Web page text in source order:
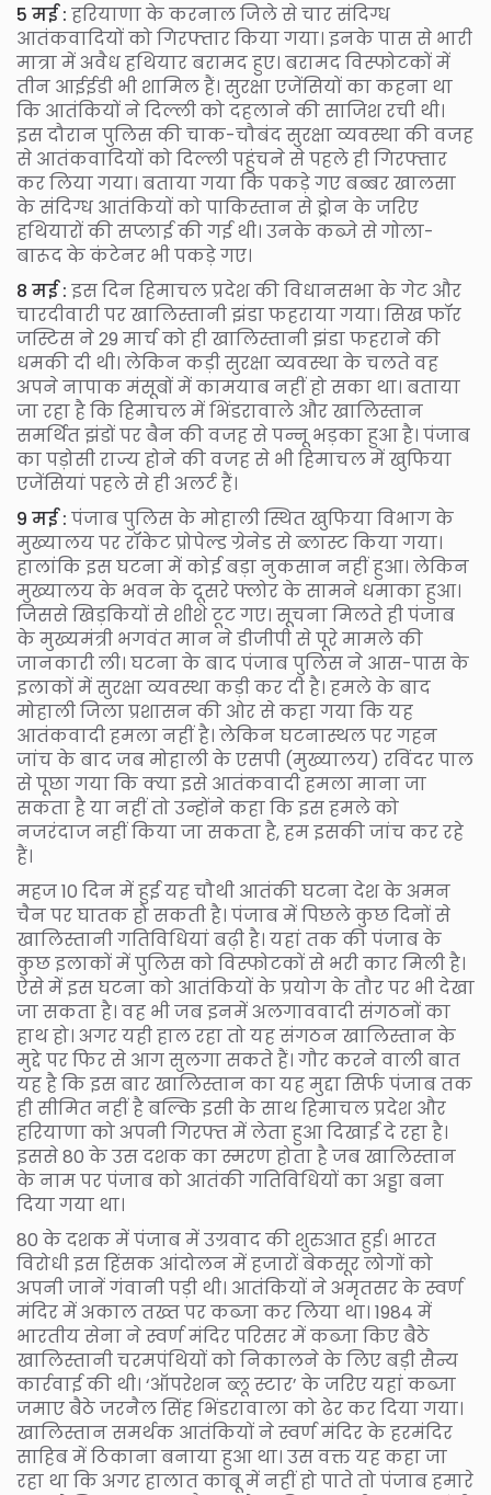
5 मई : हरियाणा के करनाल जिले से चार संदिग्ध
आतंकवादियों को गिरफ्तार किया गया। इनके पास से भारी
मात्रा में अवैध हथियार बरामद हुए। बरामद विस्फोटकों में
तीन आईईडी भी शामिल हैं। सुरक्षा एजेंसियों का कहना था
कि आतंकियों ने दिल्ली को दहलाने की साजिश रची थी।
इस दौरान पुलिस की चाक-चौबंद सुरक्षा व्यवस्था की वजह
से आतंकवादियों को दिल्ली पहुंचने से पहले ही गिरफ्तार
कर लिया गया। बताया गया कि पकड़े गए बब्बर खालसा
के संदिग्ध आतंकियों को पाकिस्तान से ड्रोन के जरिए
हथियारों की सप्लाई की गई थी। उनके कब्जे से गोला-
बारूद के कंटेनर भी पकड़े गए।
8 मई : इस दिन हिमाचल प्रदेश की विधानसभा के गेट और
चारदीवारी पर खालिस्तानी झंडा फहराया गया। सिख फॉर
जस्टिस ने 29 मार्च को ही खालिस्तानी झंडा फहराने की
धमकी दी थी। लेकिन कड़ी सुरक्षा व्यवस्था के चलते वह
अपने नापाक मंसूबों में कामयाब नहीं हो सका था। बताया
जा रहा है कि हिमाचल में भिंडरावाले और खालिस्तान
समर्थित झंडों पर बैन की वजह से पन्नू भड़का हुआ है। पंजाब
का पड़ोसी राज्य होने की वजह से भी हिमाचल में खुफिया
एजेंसियां पहले से ही अलर्ट हैं।
9 मई : पंजाब पुलिस के मोहाली स्थित खुफिया विभाग के
मुख्यालय पर रॉकेट प्रोपेल्ड ग्रेनेड से ब्लास्ट किया गया।
हालांकि इस घटना में कोई बड़ा नुकसान नहीं हुआ। लेकिन
मुख्यालय के भवन के दूसरे फ्लोर के सामने धमाका हुआ।
जिससे खिड़कियों से शीशे टूट गए। सूचना मिलते ही पंजाब
के मुख्यमंत्री भगवंत मान ने डीजीपी से पूरे मामले की
जानकारी ली। घटना के बाद पंजाब पुलिस ने आस-पास के
इलाकों में सुरक्षा व्यवस्था कड़ी कर दी है। हमले के बाद
मोहाली जिला प्रशासन की ओर से कहा गया कि यह
आतंकवादी हमला नहीं है। लेकिन घटनास्थल पर गहन
जांच के बाद जब मोहाली के एसपी (मुख्यालय) रविंदर पाल
से पूछा गया कि क्या इसे आतंकवादी हमला माना जा
सकता है या नहीं तो उन्होंने कहा कि इस हमले को
नजरंदाज नहीं किया जा सकता है, हम इसकी जांच कर रहे
हैं।
महज 10 दिन में हुई यह चौथी आतंकी घटना देश के अमन
चैन पर घातक हो सकती है। पंजाब में पिछले कुछ दिनों से
खालिस्तानी गतिविधियां बढ़ी है। यहां तक की पंजाब के
कुछ इलाकों में पुलिस को विस्फोटकों से भरी कार मिली है।
ऐसे में इस घटना को आतंकियों के प्रयोग के तौर पर भी देखा
जा सकता है। वह भी जब इनमें अलगाववादी संगठनों का
हाथ हो। अगर यही हाल रहा तो यह संगठन खालिस्तान के
मुद्दे पर फिर से आग सुलगा सकते हैं। गौर करने वाली बात
यह है कि इस बार खालिस्तान का यह मुद्दा सिर्फ पंजाब तक
ही सीमित नहीं है बल्कि इसी के साथ हिमाचल प्रदेश और
हरियाणा को अपनी गिरफ्त में लेता हुआ दिखाई दे रहा है।
इससे 80 के उस दशक का स्मरण होता है जब खालिस्तान
के नाम पर पंजाब को आतंकी गतिविधियों का अड्डा बना
दिया गया था।
80 के दशक में पंजाब में उग्रवाद की शुरुआत हुई। भारत
विरोधी इस हिंसक आंदोलन में हजारों बेकसूर लोगों को
अपनी जानें गंवानी पड़ी थी। आतंकियों ने अमृतसर के स्वर्ण
मंदिर में अकाल तख्त पर कब्जा कर लिया था। 1984 में
भारतीय सेना ने स्वर्ण मंदिर परिसर में कब्जा किए बैठे
खालिस्तानी चरमपंथियों को निकालने के लिए बड़ी सैन्य
कार्रवाई की थी। ‘ऑपरेशन ब्लू स्टार’ के जरिए यहां कब्जा
जमाए बैठे जरनैल सिंह भिंडरावाला को ढेर कर दिया गया।
खालिस्तान समर्थक आतंकियों ने स्वर्ण मंदिर के हरमंदिर
साहिब में ठिकाना बनाया हुआ था। उस वक्त यह कहा जा
रहा था कि अगर हालात काबू में नहीं हो पाते तो पंजाब हमारे